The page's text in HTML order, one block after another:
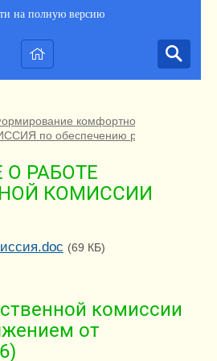
на полную версию
комфортной городской
по обеспечению реализации
РАБОТЕ
КОМИССИИ
(69 КБ)
комиссии
от